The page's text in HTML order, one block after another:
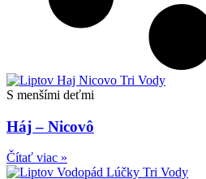
S menšími deťmi
Háj – Nicovô
Čítať viac »